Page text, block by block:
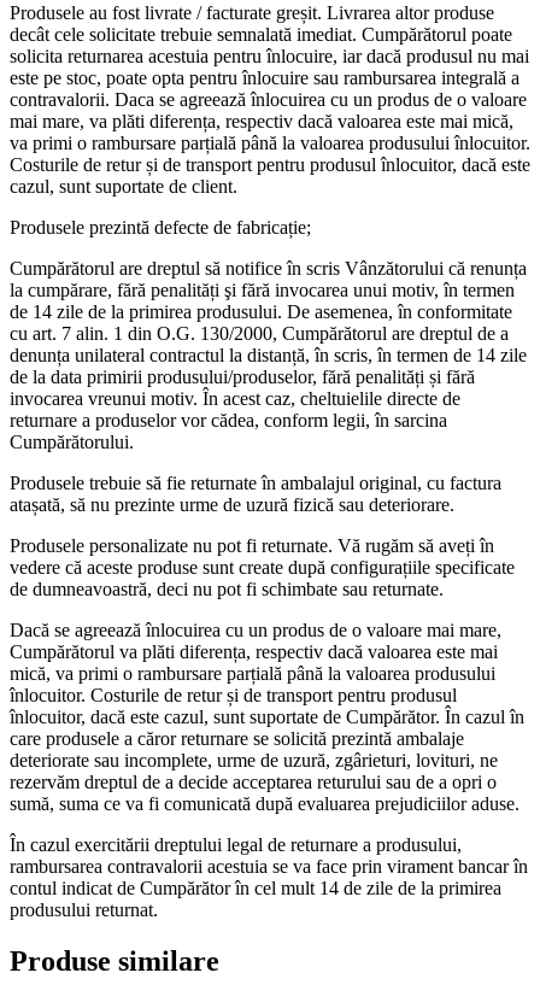
Produsele au fost livrate / facturate greșit. Livrarea altor produse
decât cele solicitate trebuie semnalată imediat. Cumpărătorul poate
solicita returnarea acestuia pentru înlocuire, iar dacă produsul nu mai
este pe stoc, poate opta pentru înlocuire sau rambursarea integrală a
contravalorii. Daca se agreează înlocuirea cu un produs de o valoare
mai mare, va plăti diferența, respectiv dacă valoarea este mai mică,
va primi o rambursare parțială până la valoarea produsului înlocuitor.
Costurile de retur și de transport pentru produsul înlocuitor, dacă este
cazul, sunt suportate de client.
Produsele prezintă defecte de fabricație;
Cumpărătorul are dreptul să notifice în scris Vânzătorului că renunța
la cumpărare, fără penalități şi fără invocarea unui motiv, în termen
de 14 zile de la primirea produsului. De asemenea, în conformitate
cu art. 7 alin. 1 din O.G. 130/2000, Cumpărătorul are dreptul de a
denunța unilateral contractul la distanță, în scris, în termen de 14 zile
de la data primirii produsului/produselor, fără penalități și fără
invocarea vreunui motiv. În acest caz, cheltuielile directe de
returnare a produselor vor cădea, conform legii, în sarcina
Cumpărătorului.
Produsele trebuie să fie returnate în ambalajul original, cu factura
atașată, să nu prezinte urme de uzură fizică sau deteriorare.
Produsele personalizate nu pot fi returnate. Vă rugăm să aveți în
vedere că aceste produse sunt create după configurațiile specificate
de dumneavoastră, deci nu pot fi schimbate sau returnate.
Dacă se agreează înlocuirea cu un produs de o valoare mai mare,
Cumpărătorul va plăti diferența, respectiv dacă valoarea este mai
mică, va primi o rambursare parțială până la valoarea produsului
înlocuitor. Costurile de retur și de transport pentru produsul
înlocuitor, dacă este cazul, sunt suportate de Cumpărător. În cazul în
care produsele a căror returnare se solicită prezintă ambalaje
deteriorate sau incomplete, urme de uzură, zgârieturi, lovituri, ne
rezervăm dreptul de a decide acceptarea returului sau de a opri o
sumă, suma ce va fi comunicată după evaluarea prejudiciilor aduse.
În cazul exercitării dreptului legal de returnare a produsului,
rambursarea contravalorii acestuia se va face prin virament bancar în
contul indicat de Cumpărător în cel mult 14 de zile de la primirea
produsului returnat.
Produse similare